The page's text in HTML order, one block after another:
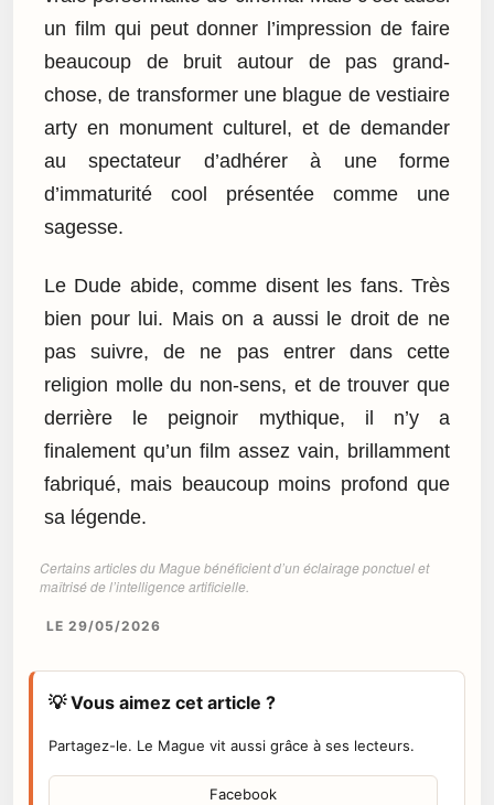
un film qui peut donner l’impression de faire
beaucoup de bruit autour de pas grand-
chose, de transformer une blague de vestiaire
arty en monument culturel, et de demander
au spectateur d’adhérer à une forme
d’immaturité cool présentée comme une
sagesse.
Le Dude abide, comme disent les fans. Très
bien pour lui. Mais on a aussi le droit de ne
pas suivre, de ne pas entrer dans cette
religion molle du non-sens, et de trouver que
derrière le peignoir mythique, il n’y a
finalement qu’un film assez vain, brillamment
fabriqué, mais beaucoup moins profond que
sa légende.
Certains articles du Mague bénéficient d’un éclairage ponctuel et
maîtrisé de l’intelligence artificielle.
LE 29/05/2026
💡 Vous aimez cet article ?
Partagez-le. Le Mague vit aussi grâce à ses lecteurs.
Facebook